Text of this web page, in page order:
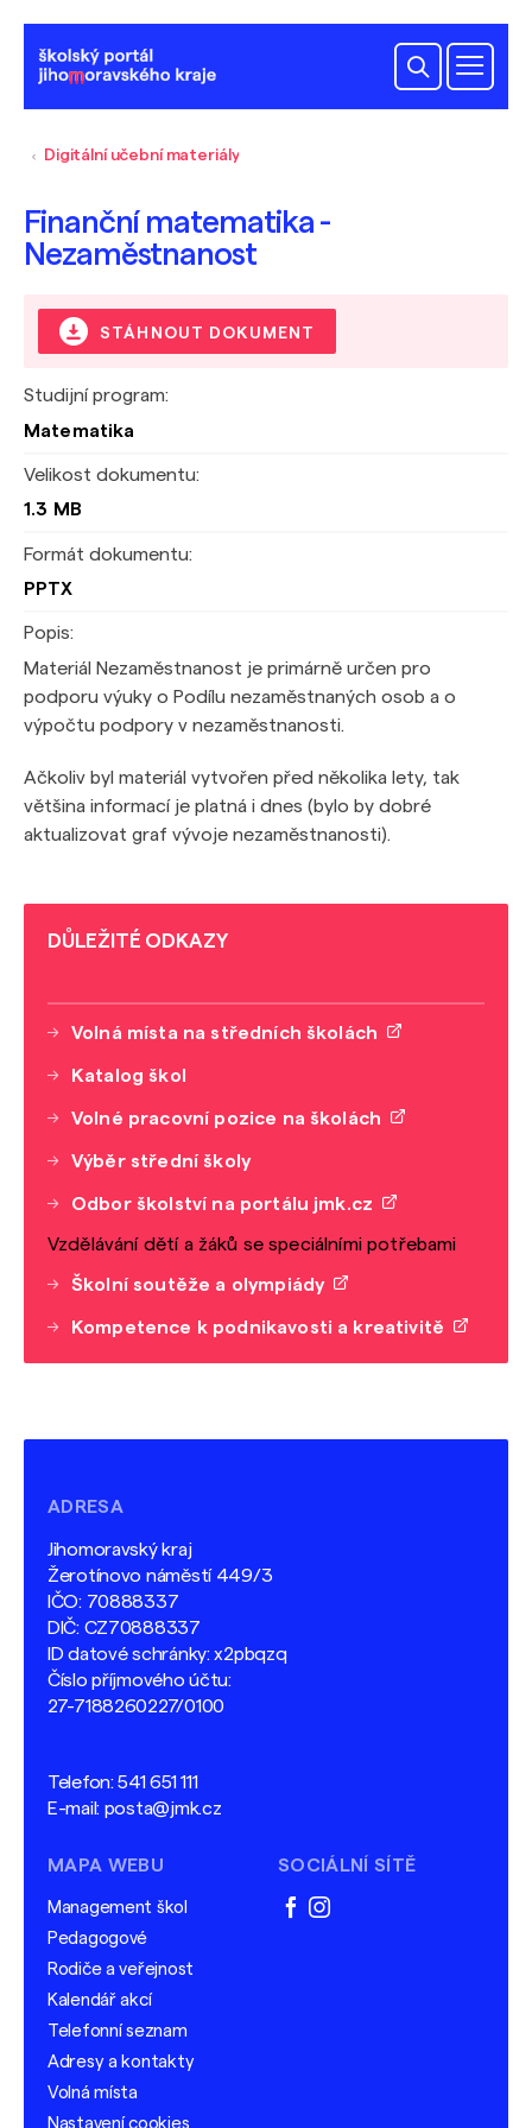
Digitální učební materiály
Finanční matematika -
Nezaměstnanost
STÁHNOUT DOKUMENT
Studijní program:
Matematika
Velikost dokumentu:
1.3 MB
Formát dokumentu:
PPTX
Popis:
Materiál Nezaměstnanost je primárně určen pro
podporu výuky o Podílu nezaměstnaných osob a o
výpočtu podpory v nezaměstnanosti.
Ačkoliv byl materiál vytvořen před několika lety, tak
většina informací je platná i dnes (bylo by dobré
aktualizovat graf vývoje nezaměstnanosti).
DŮLEŽITÉ ODKAZY
Volná místa na středních školách
Katalog škol
Volné pracovní pozice na školách
Výběr střední školy
Odbor školství na portálu jmk.cz
Vzdělávání dětí a žáků se speciálními potřebami
Školní soutěže a olympiády
Kompetence k podnikavosti a kreativitě
ADRESA
Jihomoravský kraj
Žerotínovo náměstí 449/3
IČO: 70888337
DIČ: CZ70888337
ID datové schránky: x2pbqzq
Číslo příjmového účtu:
27-7188260227/0100
Telefon:541 651 111
E-mail: posta@jmk.cz
MAPA WEBU
Management škol
Pedagogové
Rodiče a veřejnost
Kalendář akcí
Telefonní seznam
Adresy a kontakty
Volná místa
Nastavení cookies
SOCIÁLNÍ SÍTĚ
facebook
instagram